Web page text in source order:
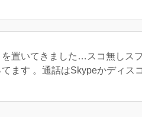
置いてきました…スコ無しス
ます 。通話はSkypeかディスコ